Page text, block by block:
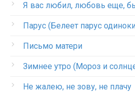
Я вас любил, любовь еще,
Парус (Белеет парус
Письмо матери
Зимнее утро (Мороз и
Не жалею, не зову, не плачу